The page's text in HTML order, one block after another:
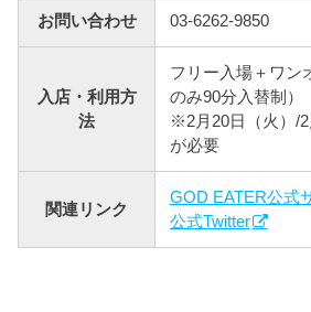
お問い合わせ 03-6262-9850
入店・利用方
法
フリー入場＋ワン
のみ90分入替制）
※2月20日（火）/
が必要
関連リンク
GOD EATER公式
公式Twitter